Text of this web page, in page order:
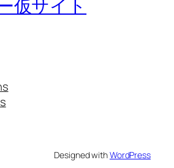
仮サイト
Designed withWordPress